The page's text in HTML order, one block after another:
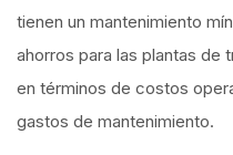
tienen un mantenimiento
ahorros para las plantas de
en términos de costos
gastos de mantenimiento.